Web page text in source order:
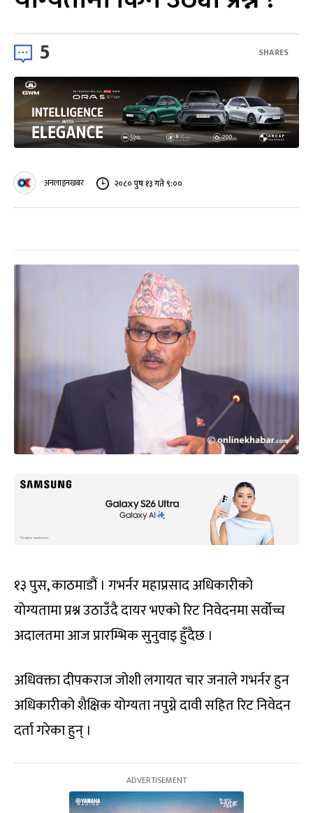
5 SHARES
अनलाइनखबर २०८० पुष १३ गते ९:००
१३ पुस, काठमाडौं । गभर्नर महाप्रसाद अधिकारीको
योग्यतामा प्रश्न उठाउँदै दायर भएको रिट निवेदनमा सर्वोच्च
अदालतमा आज प्रारम्भिक सुनुवाइ हुँदैछ ।
अधिवक्ता दीपकराज जोशी लगायत चार जनाले गभर्नर हुन
अधिकारीको शैक्षिक योग्यता नपुग्ने दावी सहित रिट निवेदन
दर्ता गरेका हुन् ।